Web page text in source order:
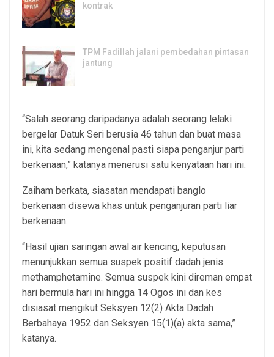
kontrak
TPM Fadillah jalani pembedahan pintasan
jantung
“Salah seorang daripadanya adalah seorang lelaki
bergelar Datuk Seri berusia 46 tahun dan buat masa
ini, kita sedang mengenal pasti siapa penganjur parti
berkenaan,” katanya menerusi satu kenyataan hari ini.
Zaiham berkata, siasatan mendapati banglo
berkenaan disewa khas untuk penganjuran parti liar
berkenaan.
“Hasil ujian saringan awal air kencing, keputusan
menunjukkan semua suspek positif dadah jenis
methamphetamine. Semua suspek kini direman empat
hari bermula hari ini hingga 14 Ogos ini dan kes
disiasat mengikut Seksyen 12(2) Akta Dadah
Berbahaya 1952 dan Seksyen 15(1)(a) akta sama,”
katanya.